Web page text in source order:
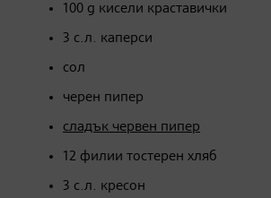
100 g кисели краставички
3 с.л. каперси
сол
черен пипер
сладък червен пипер
12 филии тостерен хляб
3 с.л. кресон